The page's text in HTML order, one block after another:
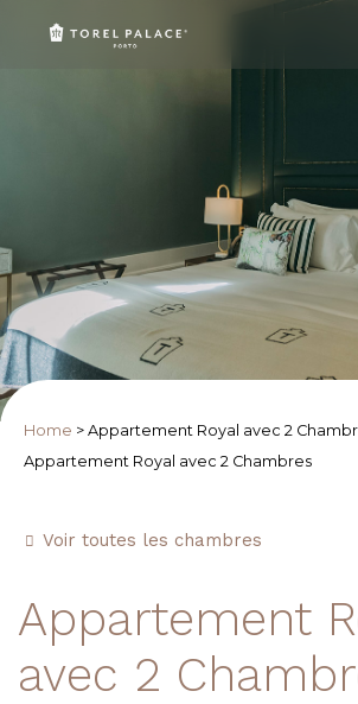
Home > Appartement Royal avec 2
Appartement Royal avec 2 Chambres
Voir toutes les chambres
Appartement
avec 2